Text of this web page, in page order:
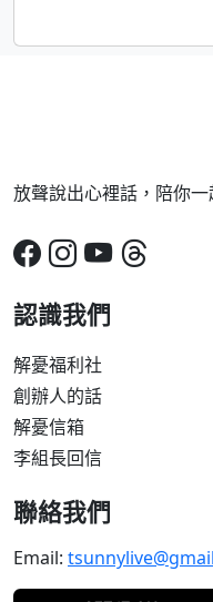
放聲說出心裡話，陪你
認識我們
解憂福利社
創辦人的話
解憂信箱
李組長回信
聯絡我們
Email: